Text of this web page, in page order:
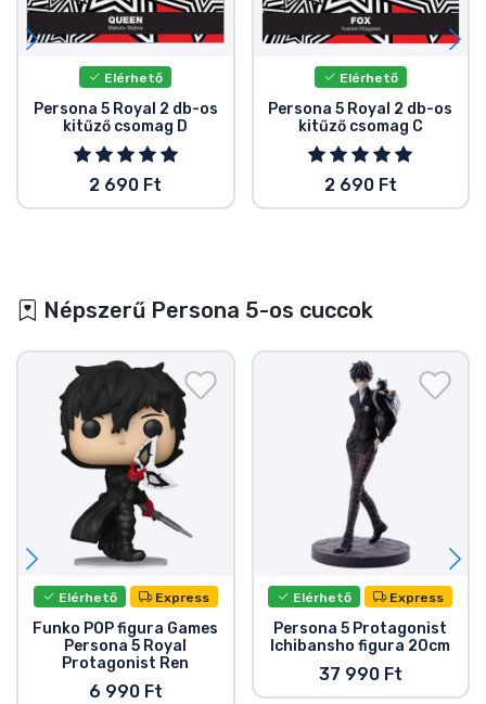
Elérhető
Persona 5 Royal 2 db-os
kitűző csomag D
2 690 Ft
Elérhető
Persona 5 Royal 2 db-os
kitűző csomag C
2 690 Ft
Népszerű Persona 5-os cuccok
Elérhető Express
Funko POP figura Games
Persona 5 Royal
Protagonist Ren
6 990 Ft
Elérhető Express
Persona 5 Protagonist
Ichibansho figura 20cm
37 990 Ft